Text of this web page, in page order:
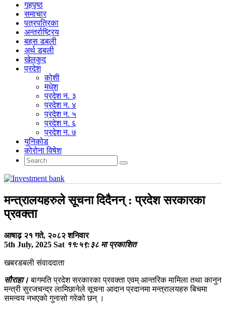
गृहपृष्‍ठ
समाचार
पत्रपत्रिका
अन्तर्राष्ट्रिय
बहस डबली
अर्थ डबली
खेलकुद
प्रदेश
कोशी
मधेश
प्रदेश न. ३
प्रदेश न. ४
प्रदेश न. ५
प्रदेश न. ६
प्रदेश न. ७
युनिकोड
कोरोना विषेश
मन्त्रालयहरुले सूचना दिदैनन् : प्रदेश सरकारका
प्रवक्ता
आषाढ़ २१ गते, २०८२ शनिवार
5th July, 2025 Sat ११:५९:३८ मा प्रकाशित
खबरडबली संवाददाता
सौराहा।बागमति प्रदेश सरकारका प्रवक्ता एवम् आन्तरिक मामिला तथा कानुन
मन्त्री सुरजचन्द्र लामिछानेले सूचना आदान प्रदानमा मन्त्रालयहरु बिचमा
समन्वय नभएको गुनासो गरेको छन् ।